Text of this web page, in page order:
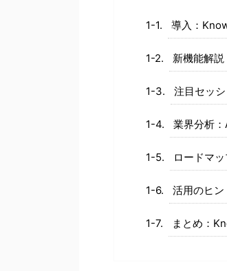
導入：
新機能解
注目セッ
業界分析
ロードマ
活用のヒ
まとめ：